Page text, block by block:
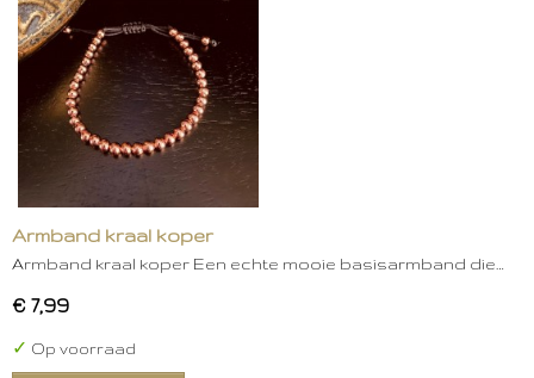
Armband kraal koper
Armband kraal koper Een echte mooie basisarmband die…
€ 7,99
✓ Op voorraad